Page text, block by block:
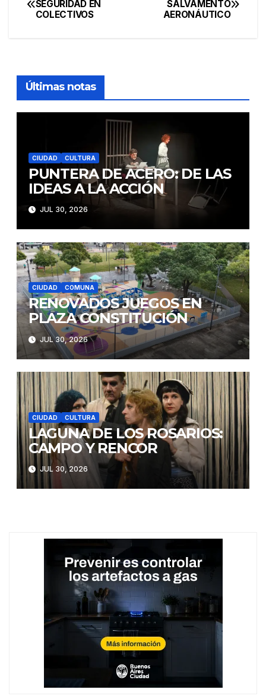
de
SALVAMENTO
AERONÁUTICO
SEGURIDAD EN
COLECTIVOS
Últimas notas
CIUDAD CULTURA
PUNTERA DE ACERO: DE LAS
IDEAS A LA ACCIÓN
JUL 30, 2026
CIUDAD COMUNA
RENOVADOS JUEGOS EN
PLAZA CONSTITUCIÓN
JUL 30, 2026
CIUDAD CULTURA
LAGUNA DE LOS ROSARIOS:
CAMPO Y RENCOR
JUL 30, 2026